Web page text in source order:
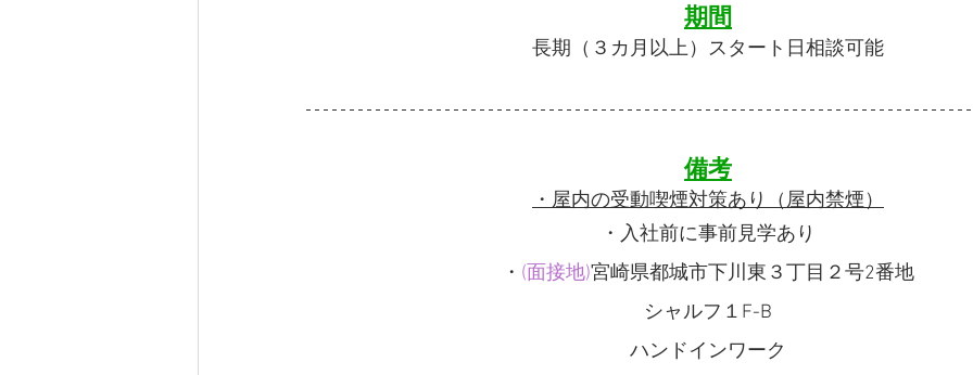
期間
長期（３カ月以上）スタート日相談可能
備考
・屋内の受動喫煙対策あり（屋内禁煙）
・入社前に事前見学あり
・ (面接地)宮崎県都城市下川東３丁目２号2番地
シャルフ１F-B
ハンドインワーク